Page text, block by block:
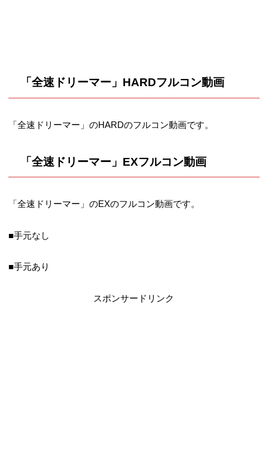
「全速ドリーマー」HARDフルコン動画
「全速ドリーマー」のHARDのフルコン動画です。
「全速ドリーマー」EXフルコン動画
「全速ドリーマー」のEXのフルコン動画です。
■手元なし
■手元あり
スポンサードリンク